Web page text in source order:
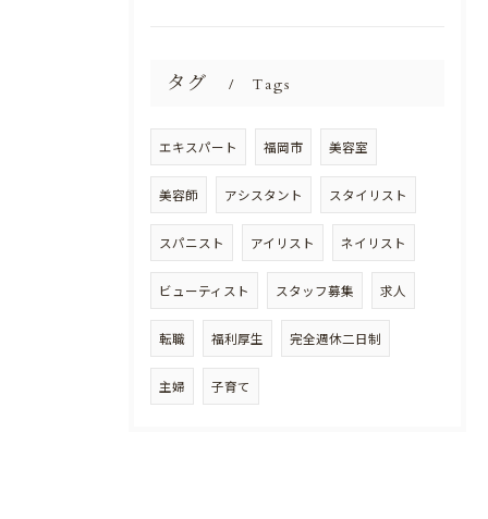
タグ Tags
エキスパート 福岡市 美容室
美容師 アシスタント スタイリスト
スパニスト アイリスト ネイリスト
ビューティスト スタッフ募集 求人
転職 福利厚生 完全週休二日制
主婦 子育て